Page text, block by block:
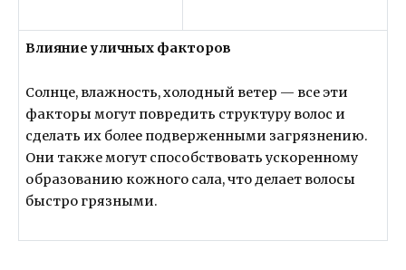
Влияние уличных факторов
Солнце, влажность, холодный ветер — все эти
факторы могут повредить структуру волос и
сделать их более подверженными загрязнению.
Они также могут способствовать ускоренному
образованию кожного сала, что делает волосы
быстро грязными.